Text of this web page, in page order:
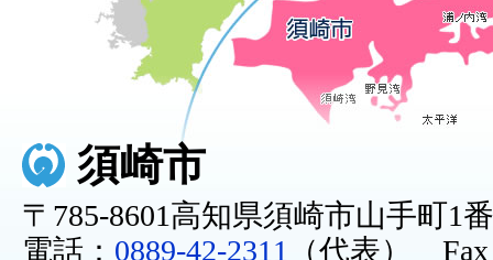
須崎市
〒785-8601高知県須崎市山手町1
電話： 0889-42-2311
（代表） Fax